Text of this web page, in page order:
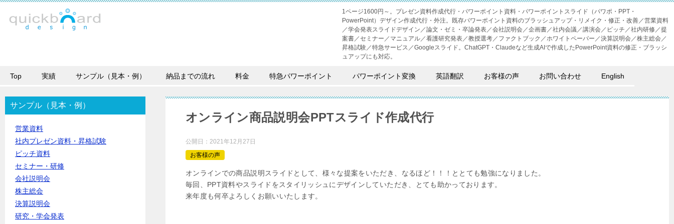
1ページ1600円～。プレゼン資料作成代行・パワーポイント資料・パワーポイントスライド（パワポ・PPT・
PowerPoint）デザイン作成代行・外注。既存パワーポイント資料のブラッシュアップ・リメイク・修正・改善／営業資料
／学会発表スライドデザイン／論文・ゼミ・卒論発表／会社説明会／企画書／社内会議／講演会／ピッチ／社内研修／提
案書／セミナー／マニュアル／看護研究発表／教授選考／ファクトブック／ホワイトペーパー／決算説明会／株主総会／
昇格試験／特急サービス／Googleスライド。ChatGPT・Claudeなど生成AIで作成したPowerPoint資料の修正・ブラッシ
ュアップにも対応。
Top 実績 サンプル（見本・例） 納品までの流れ 料金 特急パワーポイント パワーポイント変換 英語翻訳 お客様の声 お問い合わせ English
オンライン商品説明会PPTスライド作成代行
公開日： 2021年12月27日
お客様の声
オンラインでの商品説明スライドとして、様々な提案をいただき、なるほど！！！ととても勉強になりました。
毎回、PPT資料やスライドをスタイリッシュにデザインしていただき、とても助かっております。
来年度も何卒よろしくお願いいたします。
サンプル（見本・例）
営業資料
社内プレゼン資料・昇格試験
ピッチ資料
セミナー・研修
会社説明会
株主総会
決算説明会
研究・学会発表